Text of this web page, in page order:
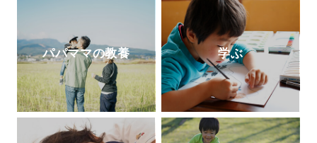
社）。監修に『こどもたちと楽しむ 知れ
ば知るほどお相撲ことば』（ベースボー
ル・マガジン社）。NHKの人気番組『チコ
ちゃんに叱られる』にも、日本語のエキス
パートとして登場。新刊の『やっぱり悩ま
しい国語辞典』（時事通信社）が好評発売
中。
パパママの教養 学ぶ